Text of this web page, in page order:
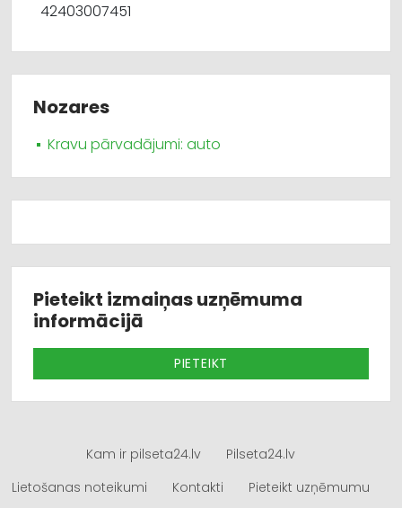
42403007451
Nozares
Kravu pārvadājumi: auto
Pieteikt izmaiņas uzņēmuma
informācijā
PIETEIKT
Kam ir pilseta24.lv
Pilseta24.lv
Lietošanas noteikumi
Kontakti Pieteikt uzņēmumu